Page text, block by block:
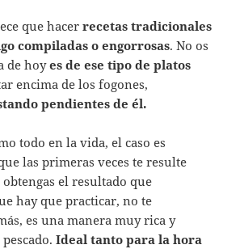
que hacer recetas tradicionales
compiladas o engorrosas. No os
de hoyes de ese tipo de platos
encima de los fogones,
pendientes de él.
todo en la vida, el caso es
las primeras veces te resulte
el resultado que
hay que practicar, no te
es una manera muy rica y
pescado.Ideal tanto para la hora